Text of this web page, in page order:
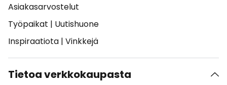
Asiakasarvostelut
Työpaikat | Uutishuone
Inspiraatiota | Vinkkejä
Tietoa verkkokaupasta